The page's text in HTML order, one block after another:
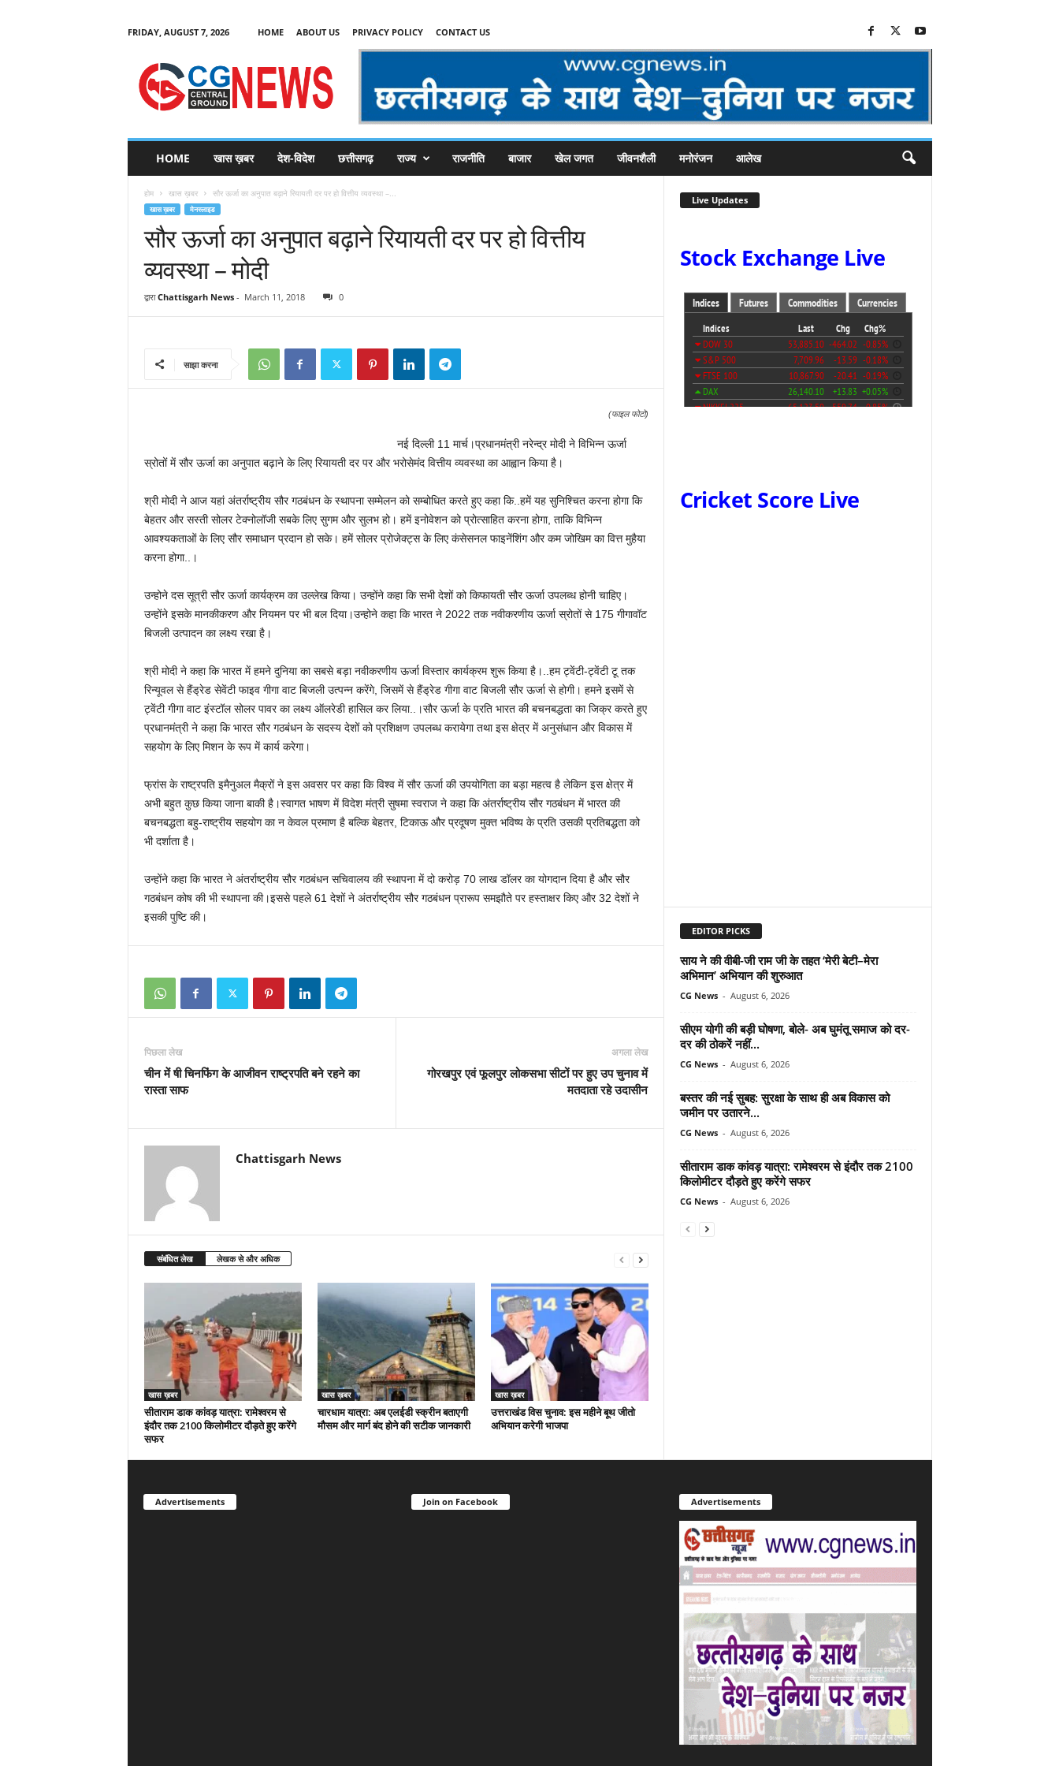
FRIDAY, AUGUST 7, 2026 HOME ABOUT US PRIVACY POLICY CONTACT US
C
HOME खास ख़बर देश-विदेश छत्तीसगढ़ राज्य राजनीति बाजार खेल जगत जीवनशैली मनोरंजन आलेख
होम खास ख़बर सौर ऊर्जा का अनुपात बढ़ाने रियायती दर पर हो वित्तीय व्यवस्था –...
खास ख़बर मेनस्लाइड
सौर ऊर्जा का अनुपात बढ़ाने रियायती दर पर हो वित्तीय
व्यवस्था – मोदी
द्वारा Chattisgarh News- March 11, 2018 0
साझा करना
(फाइल फोटो)
नई दिल्ली 11 मार्च।प्रधानमंत्री नरेन्द्र मोदी ने विभिन्न ऊर्जा
स्रोतों में सौर ऊर्जा का अनुपात बढ़ाने के लिए रियायती दर पर और भरोसेमंद वित्तीय व्यवस्था का आह्वान किया है।
श्री मोदी ने आज यहां अंतर्राष्ट्रीय सौर गठबंधन के स्थापना सम्मेलन को सम्बोधित करते हुए कहा कि..हमें यह सुनिश्चित करना होगा कि
बेहतर और सस्ती सोलर टेक्नोलॉजी सबके लिए सुगम और सुलभ हो। हमें इनोवेशन को प्रोत्साहित करना होगा, ताकि विभिन्न
आवश्यकताओं के लिए सौर समाधान प्रदान हो सके। हमें सोलर प्रोजेक्ट्स के लिए कंसेसनल फाइनेंशिंग और कम जोखिम का वित्त मुहैया
करना होगा..।
उन्होने दस सूत्री सौर ऊर्जा कार्यक्रम का उल्लेख किया। उन्होंने कहा कि सभी देशों को किफायती सौर ऊर्जा उपलब्ध होनी चाहिए।
उन्होंने इसके मानकीकरण और नियमन पर भी बल दिया।उन्होने कहा कि भारत ने 2022 तक नवीकरणीय ऊर्जा स्रोतों से 175 गीगावॉट
बिजली उत्पादन का लक्ष्य रखा है।
श्री मोदी ने कहा कि भारत में हमने दुनिया का सबसे बड़ा नवीकरणीय ऊर्जा विस्तार कार्यक्रम शुरू किया है।..हम ट्वेंटी-ट्वेंटी टू तक
रिन्यूवल से हैंड्रेड सेवेंटी फाइव गीगा वाट बिजली उत्पन्न करेंगे, जिसमें से हैंड्रेड गीगा वाट बिजली सौर ऊर्जा से होगी। हमने इसमें से
ट्वेंटी गीगा वाट इंस्टॉल सोलर पावर का लक्ष्य ऑलरेडी हासिल कर लिया..।सौर ऊर्जा के प्रति भारत की बचनबद्धता का जिक्र करते हुए
प्रधानमंत्री ने कहा कि भारत सौर गठबंधन के सदस्य देशों को प्रशिक्षण उपलब्ध करायेगा तथा इस क्षेत्र में अनुसंधान और विकास में
सहयोग के लिए मिशन के रूप में कार्य करेगा।
फ्रांस के राष्ट्रपति इमैनुअल मैक्रों ने इस अवसर पर कहा कि विश्व में सौर ऊर्जा की उपयोगिता का बड़ा महत्व है लेकिन इस क्षेत्र में
अभी बहुत कुछ किया जाना बाकी है।स्वागत भाषण में विदेश मंत्री सुषमा स्वराज ने कहा कि अंतर्राष्ट्रीय सौर गठबंधन में भारत की
बचनबद्धता बहु-राष्ट्रीय सहयोग का न केवल प्रमाण है बल्कि बेहतर, टिकाऊ और प्रदूषण मुक्त भविष्य के प्रति उसकी प्रतिबद्धता को
भी दर्शाता है।
उन्होंने कहा कि भारत ने अंतर्राष्ट्रीय सौर गठबंधन सचिवालय की स्थापना में दो करोड़ 70 लाख डॉलर का योगदान दिया है और सौर
गठबंधन कोष की भी स्थापना की।इससे पहले 61 देशों ने अंतर्राष्ट्रीय सौर गठबंधन प्रारूप समझौते पर हस्ताक्षर किए और 32 देशों ने
इसकी पुष्टि की।
पिछला लेख
चीन में षी चिनफिंग के आजीवन राष्ट्रपति बने रहने का
रास्ता साफ
अगला लेख
गोरखपुर एवं फूलपुर लोकसभा सीटों पर हुए उप चुनाव में
मतदाता रहे उदासीन
Chattisgarh News
संबंधित लेख लेखक से और अधिक
खास ख़बर
सीताराम डाक कांवड़ यात्रा: रामेश्वरम से
इंदौर तक 2100 किलोमीटर दौड़ते हुए करेंगे
सफर
खास ख़बर
चारधाम यात्रा: अब एलईडी स्क्रीन बताएगी
मौसम और मार्ग बंद होने की सटीक जानकारी
खास ख़बर
उत्तराखंड विस चुनाव: इस महीने बूथ जीतो
अभियान करेगी भाजपा
Live Updates
Stock Exchange Live
Cricket Score Live
EDITOR PICKS
साय ने की वीबी-जी राम जी के तहत ‘मेरी बेटी–मेरा
अभिमान’ अभियान की शुरुआत
CG News - August 6, 2026
सीएम योगी की बड़ी घोषणा, बोले- अब घुमंतू समाज को दर-
दर की ठोकरें नहीं...
CG News - August 6, 2026
बस्तर की नई सुबह: सुरक्षा के साथ ही अब विकास को
जमीन पर उतारने...
CG News - August 6, 2026
सीताराम डाक कांवड़ यात्रा: रामेश्वरम से इंदौर तक 2100
किलोमीटर दौड़ते हुए करेंगे सफर
CG News - August 6, 2026
Advertisements Join on Facebook Advertisements